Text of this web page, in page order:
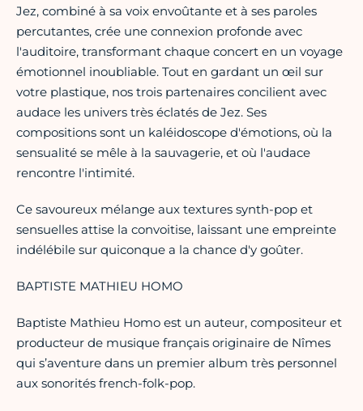
Jez, combiné à sa voix envoûtante et à ses paroles
percutantes, crée une connexion profonde avec
l'auditoire, transformant chaque concert en un voyage
émotionnel inoubliable. Tout en gardant un œil sur
votre plastique, nos trois partenaires concilient avec
audace les univers très éclatés de Jez. Ses
compositions sont un kaléidoscope d'émotions, où la
sensualité se mêle à la sauvagerie, et où l'audace
rencontre l'intimité.
Ce savoureux mélange aux textures synth-pop et
sensuelles attise la convoitise, laissant une empreinte
indélébile sur quiconque a la chance d'y goûter.
BAPTISTE MATHIEU HOMO
Baptiste Mathieu Homo est un auteur, compositeur et
producteur de musique français originaire de Nîmes
qui s’aventure dans un premier album très personnel
aux sonorités french-folk-pop.